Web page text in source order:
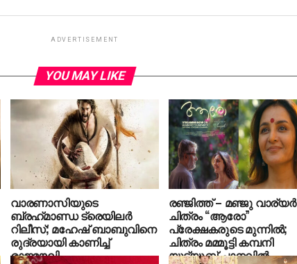
ADVERTISEMENT
YOU MAY LIKE
വാരണാസിയുടെ
ബ്രഹ്‌മാണ്ഡ ട്രെയിലര്‍
റിലീസ്; മഹേഷ് ബാബുവിനെ
രുദ്രയായി കാണിച്ച്
രാജമൗലി
രഞ്ജിത്ത് – മഞ്ജു വാര്യർ
ചിത്രം “ആരോ”
പ്രേക്ഷകരുടെ മുന്നിൽ;
ചിത്രം മമ്മൂട്ടി കമ്പനി
യൂട്യൂബ് ചാനലിൽ..